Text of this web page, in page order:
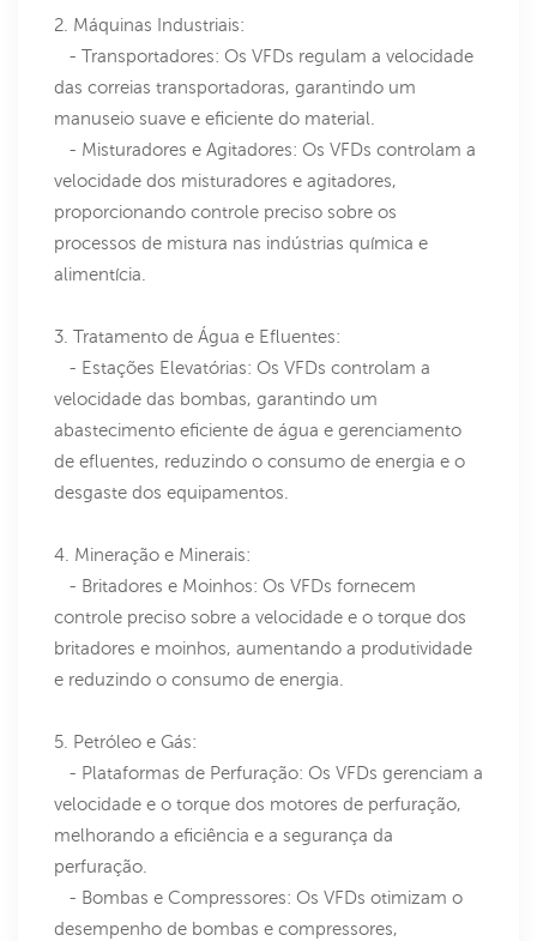
2. Máquinas Industriais:
- Transportadores: Os VFDs regulam a velocidade
das correias transportadoras, garantindo um
manuseio suave e eficiente do material.
- Misturadores e Agitadores: Os VFDs controlam a
velocidade dos misturadores e agitadores,
proporcionando controle preciso sobre os
processos de mistura nas indústrias química e
alimentícia.
3. Tratamento de Água e Efluentes:
- Estações Elevatórias: Os VFDs controlam a
velocidade das bombas, garantindo um
abastecimento eficiente de água e gerenciamento
de efluentes, reduzindo o consumo de energia e o
desgaste dos equipamentos.
4. Mineração e Minerais:
- Britadores e Moinhos: Os VFDs fornecem
controle preciso sobre a velocidade e o torque dos
britadores e moinhos, aumentando a produtividade
e reduzindo o consumo de energia.
5. Petróleo e Gás:
- Plataformas de Perfuração: Os VFDs gerenciam a
velocidade e o torque dos motores de perfuração,
melhorando a eficiência e a segurança da
perfuração.
- Bombas e Compressores: Os VFDs otimizam o
desempenho de bombas e compressores,